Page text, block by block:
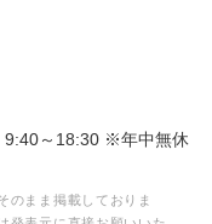
～18:30 ※年中無休
のまま掲載しておりま